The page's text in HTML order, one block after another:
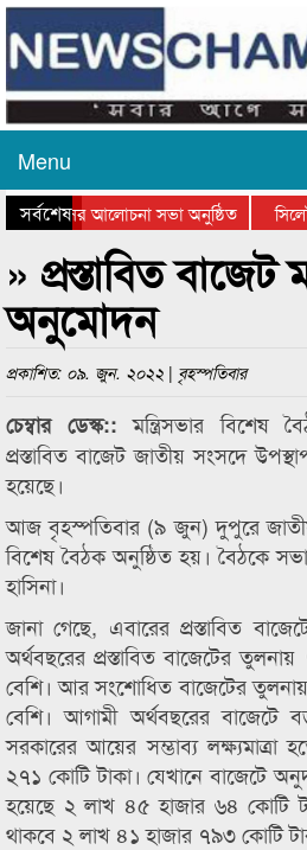
Menu
সর্বশেষ
দিবসের আলোচনা সভা অনুষ্ঠিত
সভা ও সম্মাননা প্রদান
» প্রস্তাবিত বাজেট
অনুমোদন
প্রকাশিত: ০৯. জুন. ২০২২ | বৃহস্পতিবার
চেম্বার ডেস্ক::মন্ত্রিসভার বিশেষ
প্রস্তাবিত বাজেট জাতীয় সংসদে
হয়েছে।
আজ বৃহস্পতিবার (৯ জুন) দুপুরে
বিশেষ বৈঠক অনুষ্ঠিত হয়। বৈঠকে
হাসিনা।
জানা গেছে, এবারের প্রস্তাবিত
অর্থবছরের প্রস্তাবিত বাজেটের
বেশি। আর সংশোধিত বাজেটের
বেশি। আগামী অর্থবছরের বাজেটে
সরকারের আয়ের সম্ভাব্য লক্ষ্যমাত্রা
২৭১ কোটি টাকা। যেখানে বাজেটে
হয়েছে ২ লাখ ৪৫ হাজার ৬৪ কোটি
থাকবে ২ লাখ ৪১ হাজার ৭৯৩ কোটি